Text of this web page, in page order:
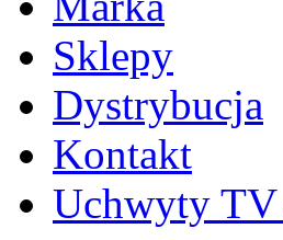
Sklepy
Dystrybucja
Kontakt
Uchwyty